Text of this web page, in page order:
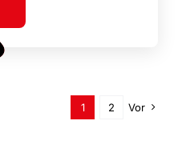
1 2 Vor